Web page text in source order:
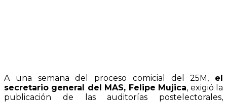
A una semana del proceso comicial del 25M, el
secretario general del MAS, Felipe Mujica, exigió la
publicación de las auditorías postelectorales,